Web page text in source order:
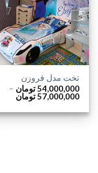
تخت مدل فروزن
54,000,000تومان –
57,000,000تومان
تا